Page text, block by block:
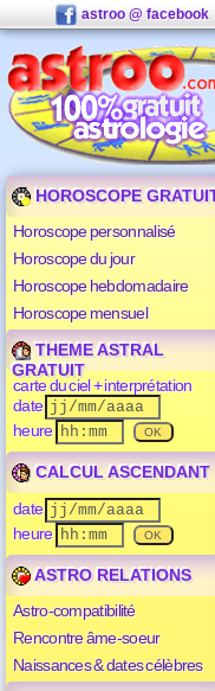
astroo @ facebook
HOROSCOPE
Horoscope personnalisé
Horoscope du jour
Horoscope hebdomadaire
Horoscope mensuel
THEME ASTRAL
GRATUIT
carte du ciel + interprétation
date
heure
CALCUL ASCENDANT
date
heure
ASTRO RELATIONS
Astro-compatibilité
Rencontre âme-soeur
Naissances & dates célèbres